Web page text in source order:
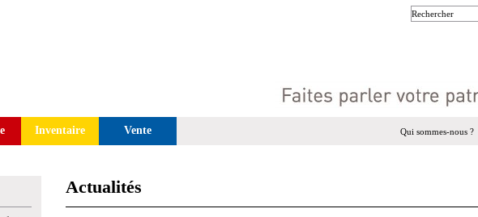
Inventaire Vente Qui sommes-nous ?
Actualités